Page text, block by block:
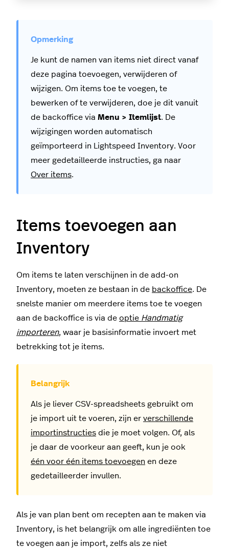
Je kunt de namen van items niet direct vanaf
deze pagina toevoegen, verwijderen of
wijzigen. Om items toe te voegen, te
bewerken of te verwijderen, doe je dit vanuit
de backoffice via Menu > Itemlijst. De
wijzigingen worden automatisch
geïmporteerd in Lightspeed Inventory. Voor
meer gedetailleerde instructies, ga naar
Over items.
Items toevoegen aan
Inventory
Om items te laten verschijnen in de add-on
Inventory, moeten ze bestaan in de backoffice. De
snelste manier om meerdere items toe te voegen
aan de backoffice is via de optie Handmatig
importeren, waar je basisinformatie invoert met
betrekking tot je items.
Als je liever CSV-spreadsheets gebruikt om
je import uit te voeren, zijn er verschillende
importinstructies die je moet volgen. Of, als
je daar de voorkeur aan geeft, kun je ook
één voor één items toevoegen en deze
gedetailleerder invullen.
Als je van plan bent om recepten aan te maken via
Inventory, is het belangrijk om alle ingrediënten toe
te voegen aan je import, zelfs als ze niet